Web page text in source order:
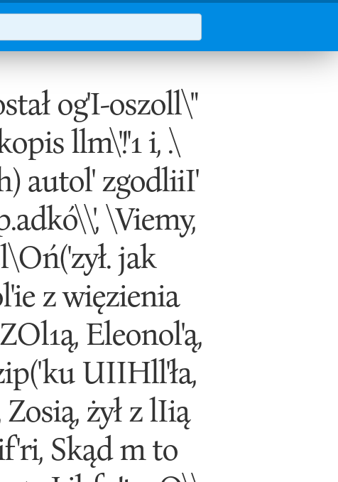
og'I-oszoll\"
llm\'!'1 i, .\
autol' zgodliiI'
\Viemy,
jak
z więzienia
Eleonol'ą,
UIIHll'ła,
żył z lIią
Skąd m to